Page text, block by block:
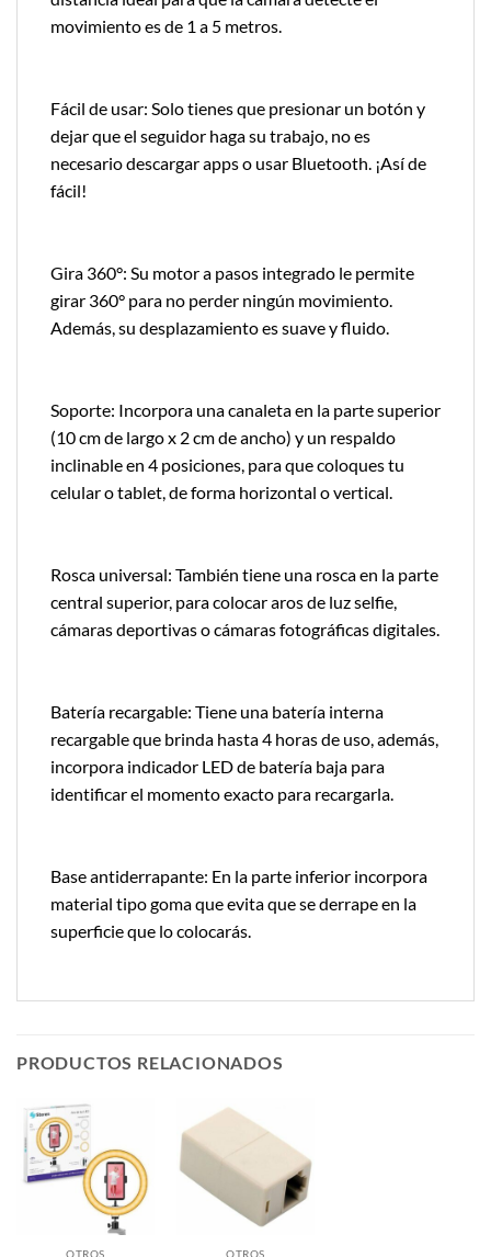
movimiento es de 1 a 5 metros.
Fácil de usar: Solo tienes que presionar un botón y
dejar que el seguidor haga su trabajo, no es
necesario descargar apps o usar Bluetooth. ¡Así de
fácil!
Gira 360°: Su motor a pasos integrado le permite
girar 360° para no perder ningún movimiento.
Además, su desplazamiento es suave y fluido.
Soporte: Incorpora una canaleta en la parte superior
(10 cm de largo x 2 cm de ancho) y un respaldo
inclinable en 4 posiciones, para que coloques tu
celular o tablet, de forma horizontal o vertical.
Rosca universal: También tiene una rosca en la parte
central superior, para colocar aros de luz selfie,
cámaras deportivas o cámaras fotográficas digitales.
Batería recargable: Tiene una batería interna
recargable que brinda hasta 4 horas de uso, además,
incorpora indicador LED de batería baja para
identificar el momento exacto para recargarla.
Base antiderrapante: En la parte inferior incorpora
material tipo goma que evita que se derrape en la
superficie que lo colocarás.
PRODUCTOS RELACIONADOS
OTROS OTROS